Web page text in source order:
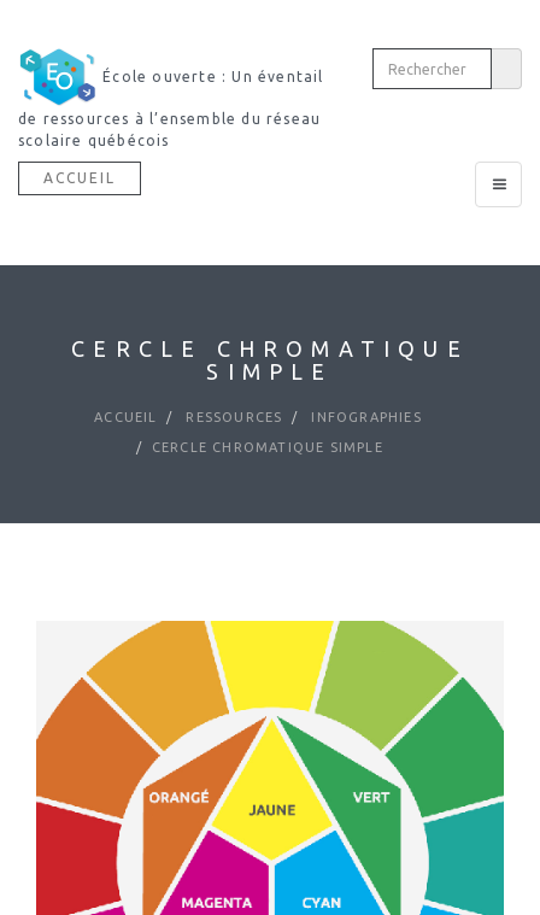
École ouverte : Un éventail
de ressources à l’ensemble du réseau
scolaire québécois
Toggle
ACCUEIL
CERCLE CHROMATIQUE
SIMPLE
ACCUEIL RESSOURCES INFOGRAPHIES
CERCLE CHROMATIQUE SIMPLE